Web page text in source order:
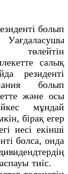
болып
Уағдаласушы
төлейтін
салық
резиденті
болып
және осы
мұндай
бірақ егер
иесі екінші
болса, онда
тиіс.